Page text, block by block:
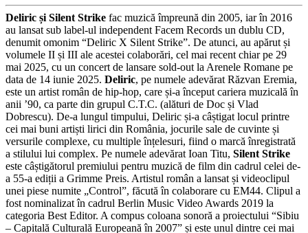
Deliric și Silent Strike fac muzică împreună din 2005, iar în 2016
au lansat sub label-ul independent Facem Records un dublu CD,
denumit omonim “Deliric X Silent Strike”. De atunci, au apărut și
volumele II și III ale acestei colaborări, cel mai recent chiar pe 29
mai 2025, cu un concert de lansare sold-out la Arenele Romane pe
data de 14 iunie 2025. Deliric, pe numele adevărat Răzvan Eremia,
este un artist român de hip-hop, care și-a început cariera muzicală în
anii ’90, ca parte din grupul C.T.C. (alături de Doc și Vlad
Dobrescu). De-a lungul timpului, Deliric și-a câștigat locul printre
cei mai buni artiști lirici din România, jocurile sale de cuvinte și
versurile complexe, cu multiple înțelesuri, fiind o marcă înregistrată
a stilului lui complex. Pe numele adevărat Ioan Titu, Silent Strike
este câștigătorul premiului pentru muzică de film din cadrul celei de-
a 55-a ediții a Grimme Preis. Artistul român a lansat și videoclipul
unei piese numite „Control”, făcută în colaborare cu EM44. Clipul a
fost nominalizat în cadrul Berlin Music Video Awards 2019 la
categoria Best Editor. A compus coloana sonoră a proiectului “Sibiu
– Capitală Culturală Europeană în 2007” și este unul dintre cei mai